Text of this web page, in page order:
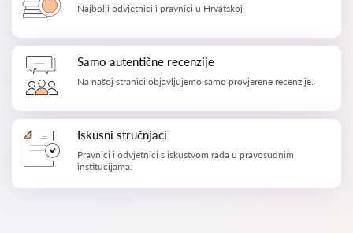
Najbolji odvjetnici i pravnici u Hrvatskoj
Samo autentične recenzije
Na našoj stranici objavljujemo samo provjerene recenzije.
Iskusni stručnjaci
Pravnici i odvjetnici s iskustvom rada u pravosudnim
institucijama.